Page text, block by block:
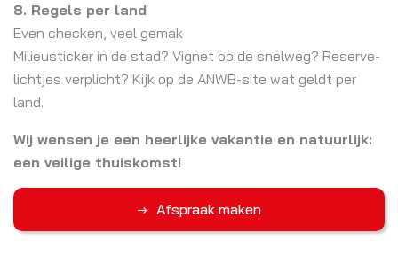
8. Regels per land
Even checken, veel gemak
Milieusticker in de stad? Vignet op de snelweg? Reserve-
lichtjes verplicht? Kijk op de ANWB-site wat geldt per
land.
Wij wensen je een heerlijke vakantie en natuurlijk:
een veilige thuiskomst!
Afspraak maken